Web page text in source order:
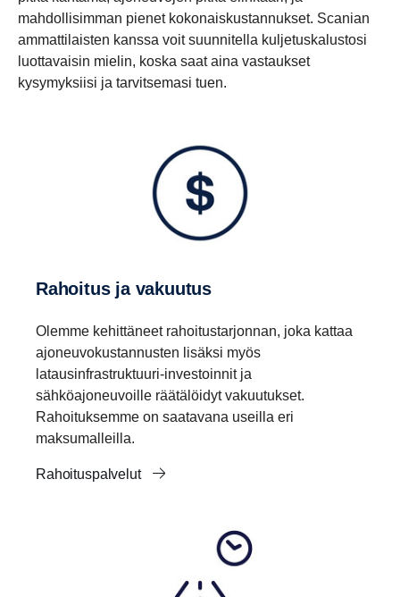
mahdollisimman pienet kokonaiskustannukset. Scanian
ammattilaisten kanssa voit suunnitella kuljetuskalustosi
luottavaisin mielin, koska saat aina vastaukset
kysymyksiisi ja tarvitsemasi tuen.
Rahoitus ja vakuutus
Olemme kehittäneet rahoitustarjonnan, joka kattaa
ajoneuvokustannusten lisäksi myös
latausinfrastruktuuri-investoinnit ja
sähköajoneuvoille räätälöidyt vakuutukset.
Rahoituksemme on saatavana useilla eri
maksumalleilla.
Rahoituspalvelut